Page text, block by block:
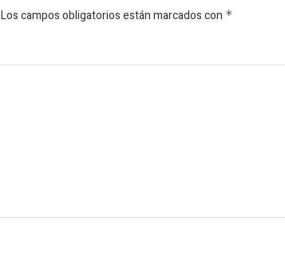
Los campos obligatorios están marcados con *